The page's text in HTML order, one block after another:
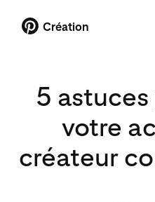
Création
5
votre
créateur